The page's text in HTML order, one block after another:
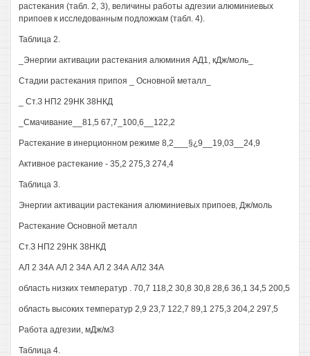
растекания (табл. 2, 3), величины работы адгезии алюминиевых
припоев к исследованным подложкам (табл. 4).
Таблица 2.
_Энергии активации растекания алюминия АД1, кДж/моль_
Стадии растекания припоя _ Основной металл_
_ Ст.З НП2 29НК 38НКД
_Смачивание__81,5 67,7_100,6__122,2
Растекание в инерционном режиме 8,2___§¿9__19,03__24,9
Активное растекание - 35,2 275,3 274,4
Таблица 3.
Энергии активации растекания алюминиевых припоев, Дж/моль
Растекание Основной металл
Ст.З НП2 29НК 38НКД
АЛ 2 34А АЛ 2 34А АЛ 2 34А АЛ2 34А
область низких температур . 70,7 118,2 30,8 30,8 28,6 36,1 34,5 200,5
область высоких температур 2,9 23,7 122,7 89,1 275,3 204,2 297,5
Работа адгезии, мДж/м3
Таблица 4.